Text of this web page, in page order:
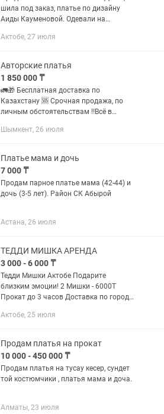
шила под заказ, платье по дизайну
Аиды Кауменовой. Одевали на
Платья с накидкой 42-44рр, пиджак
Актобе, 27 июля
Авторские платья
1 850 000 ₸
🚛🎁 Бесплатная доставка по
Казахстану 🆘 Срочная продажа, по
личным обстоятельствам ‼️Всё в
была, но в отличном состоянии, часть
Шымкент, 26 июля
Платье мама и дочь
7 000 ₸
Продам парное платье мама (42-44) и
дочь (3-5 лет). Район СК Абырой
Астана, 26 июля
ТЕДДИ МИШКА АРЕНДА
3 000 - 6 000 ₸
Тедди Мишки Актобе Подарите
близким эмоции! 2 Мишки - 6000T
Прокат до 3 часов Доставка по городу
Предложения Выписки Гендер пати
Актобе, 25 июля
Продам платья на прокат
10 000 - 450 000 ₸
Продам платья на тусау кесер, сундет
той костюмчики , платья мама и доча.
Алматы, 23 июля